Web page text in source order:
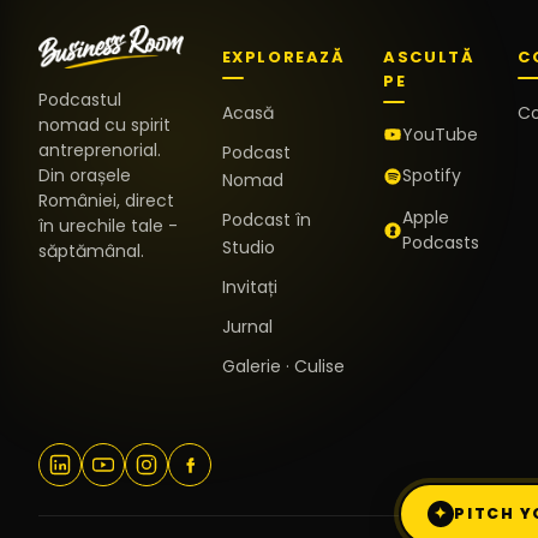
Podcastul
nomad cu spirit
antreprenorial.
Din orașele
României, direct
în urechile tale -
săptămânal.
EXPLOREAZĂ
Acasă
Podcast
Nomad
Podcast în
Studio
Invitați
Jurnal
Galerie · Culise
ASCULTĂ
PE
YouTube
Spotify
Apple
Podcasts
✦ PITCH